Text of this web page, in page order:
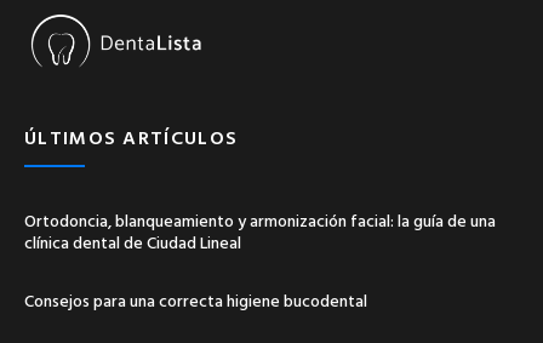
ÚLTIMOS ARTÍCULOS
Ortodoncia, blanqueamiento y armonización facial: la guía de una
clínica dental de Ciudad Lineal
Consejos para una correcta higiene bucodental